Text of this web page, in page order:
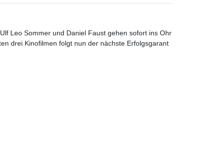
Leo Sommer und Daniel Faust gehen sofort ins Ohr
drei Kinofilmen folgt nun der nächste Erfolgsgarant